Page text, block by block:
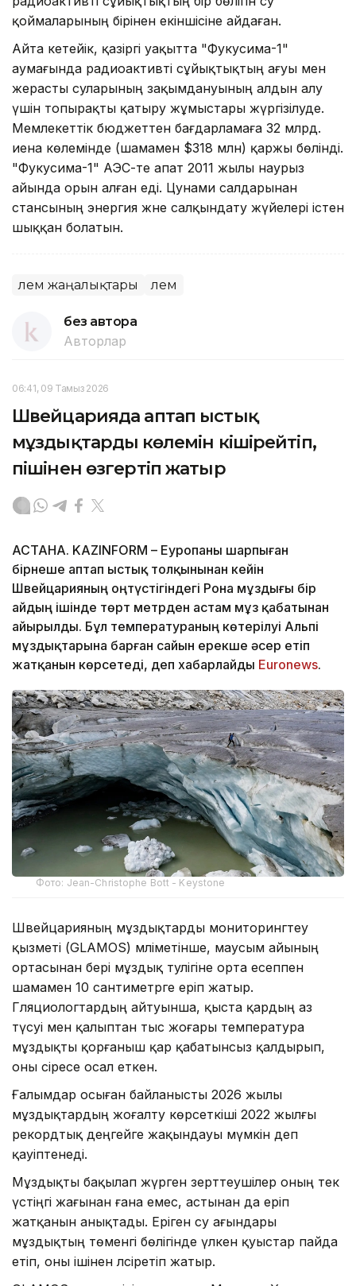
қоймаларының бірінен екіншісіне айдаған.
Айта кетейік, қазіргі уақытта "Фукусима-1"
аумағында радиоактивті сұйықтықтың ағуы мен
жерасты суларының зақымдануының алдын алу
үшін топырақты қатыру жұмыстары жүргізілуде.
Мемлекеттік бюджеттен бағдарламаға 32 млрд.
иена көлемінде (шамамен $318 млн) қаржы бөлінді.
"Фукусима-1" АЭС-те апат 2011 жылы наурыз
айында орын алған еді. Цунами салдарынан
стансының энергия және салқындату жүйелері істен
шыққан болатын.
Әлем жаңалықтары Әлем
без автора
Авторлар
06:41, 09 Тамыз 2026
Швейцарияда аптап ыстық
мұздықтардың көлемін кішірейтіп,
пішінен өзгертіп жатыр
АСТАНА. KAZINFORM – Еуропаны шарпыған
бірнеше аптап ыстық толқынынан кейін
Швейцарияның оңтүстігіндегі Рона мұздығы бір
айдың ішінде төрт метрден астам мұз қабатынан
айырылды. Бұл температураның көтерілуі Альпі
мұздықтарына барған сайын ерекше әсер етіп
жатқанын көрсетеді, деп хабарлайды Еuronews.
Фото: Jean-Christophe Bott - Keystone
Швейцарияның мұздықтарды мониторингтеу
қызметі (GLAMOS) мәліметінше, маусым айының
ортасынан бері мұздық тәулігіне орта есеппен
шамамен 10 сантиметрге еріп жатыр.
Гляциологтардың айтуынша, қыста қардың аз
түсуі мен қалыптан тыс жоғары температура
мұздықты қорғаныш қар қабатынсыз қалдырып,
оны әсіресе осал еткен.
Ғалымдар осыған байланысты 2026 жылы
мұздықтардың жоғалту көрсеткіші 2022 жылғы
рекордтық деңгейге жақындауы мүмкін деп
қауіптенеді.
Мұздықты бақылап жүрген зерттеушілер оның тек
үстіңгі жағынан ғана емес, астынан да еріп
жатқанын анықтады. Еріген су ағындары
мұздықтың төменгі бөлігінде үлкен қуыстар пайда
етіп, оны ішінен әлсіретіп жатыр.